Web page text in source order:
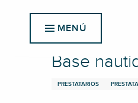
MENÚ
Inicio Base
Base
PRESTATARIOS